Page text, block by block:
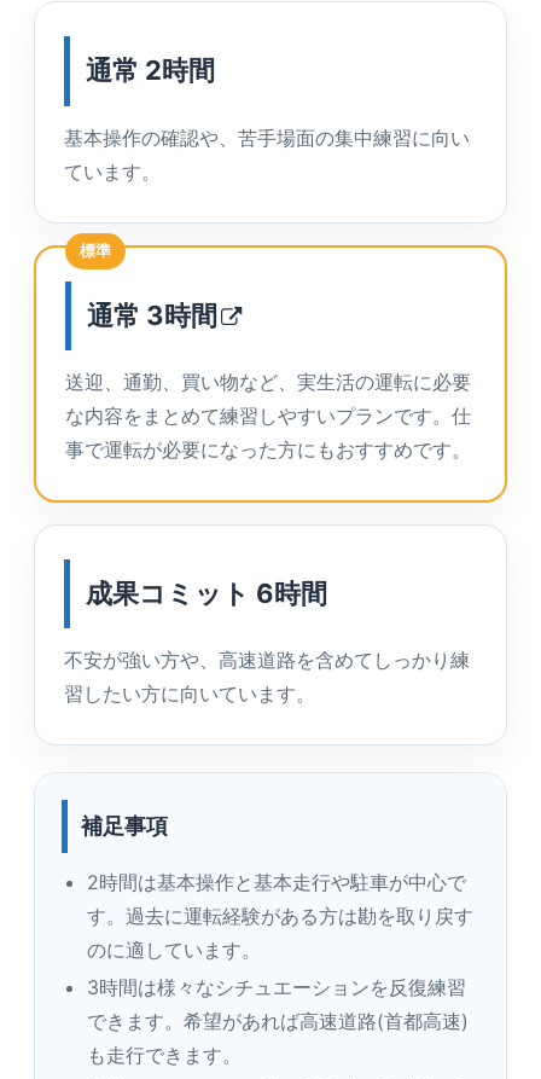
通常 2時間
基本操作の確認や、苦手場面の集中練習に向い
ています。
標準
通常 3時間
送迎、通勤、買い物など、実生活の運転に必要
な内容をまとめて練習しやすいプランです。仕
事で運転が必要になった方にもおすすめです。
成果コミット 6時間
不安が強い方や、高速道路を含めてしっかり練
習したい方に向いています。
補足事項
2時間は基本操作と基本走行や駐車が中心で
す。過去に運転経験がある方は勘を取り戻す
のに適しています。
3時間は様々なシチュエーションを反復練習
できます。希望があれば高速道路(首都高速)
も走行できます。